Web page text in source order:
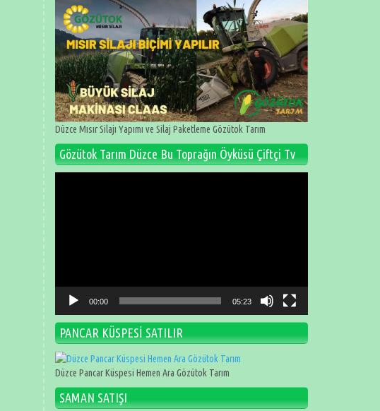
Düzce Mısır Silajı Yapımı ve Silaj Paketleme Gözütok Tarım
Gözütok Tarım Düzce Bu Toprağın Öyküsü Çiftçi Tv
00:00 05:23
PANCAR KÜSPESİ SATILIR
Düzce Pancar Küspesi Hemen Ara Gözütok Tarım
SAMAN SATIŞI